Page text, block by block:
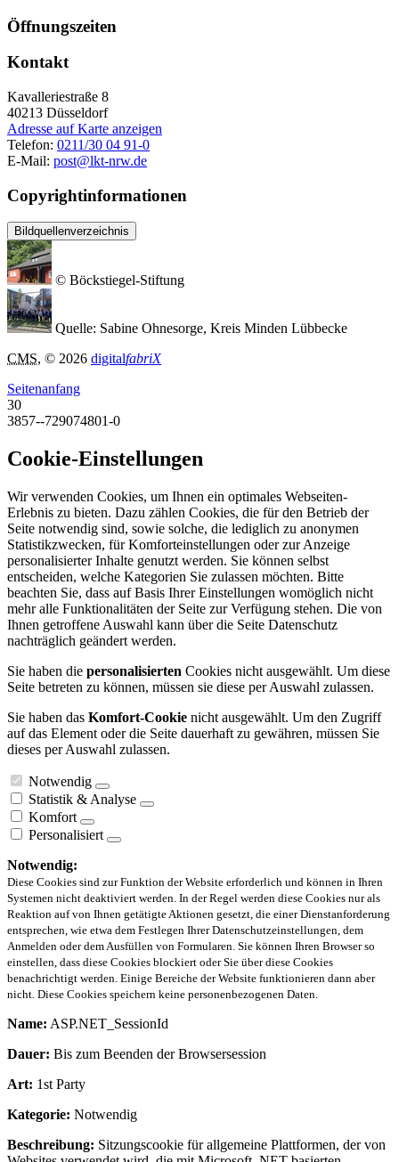
Öffnungszeiten
Kontakt
Kavalleriestraße 8
40213 Düsseldorf
Adresse auf Karte anzeigen
Telefon: 0211/30 04 91-0
E-Mail: post@lkt-nrw.de
Copyrightinformationen
Bildquellenverzeichnis
© Böckstiegel-Stiftung
Quelle: Sabine Ohnesorge, Kreis Minden Lübbecke
CMS, © 2026 digitalfabriX
Seitenanfang
30
3857--729074801-0
Cookie-Einstellungen
Wir verwenden Cookies, um Ihnen ein optimales Webseiten-
Erlebnis zu bieten. Dazu zählen Cookies, die für den Betrieb der
Seite notwendig sind, sowie solche, die lediglich zu anonymen
Statistikzwecken, für Komforteinstellungen oder zur Anzeige
personalisierter Inhalte genutzt werden. Sie können selbst
entscheiden, welche Kategorien Sie zulassen möchten. Bitte
beachten Sie, dass auf Basis Ihrer Einstellungen womöglich nicht
mehr alle Funktionalitäten der Seite zur Verfügung stehen. Die von
Ihnen getroffene Auswahl kann über die Seite Datenschutz
nachträglich geändert werden.
Sie haben die personalisierten Cookies nicht ausgewählt. Um diese
Seite betreten zu können, müssen sie diese per Auswahl zulassen.
Sie haben das Komfort-Cookie nicht ausgewählt. Um den Zugriff
auf das Element oder die Seite dauerhaft zu gewähren, müssen Sie
dieses per Auswahl zulassen.
Notwendig
Statistik & Analyse
Komfort
Personalisiert
Notwendig:
Diese Cookies sind zur Funktion der Website erforderlich und können in Ihren
Systemen nicht deaktiviert werden. In der Regel werden diese Cookies nur als
Reaktion auf von Ihnen getätigte Aktionen gesetzt, die einer Dienstanforderung
entsprechen, wie etwa dem Festlegen Ihrer Datenschutzeinstellungen, dem
Anmelden oder dem Ausfüllen von Formularen. Sie können Ihren Browser so
einstellen, dass diese Cookies blockiert oder Sie über diese Cookies
benachrichtigt werden. Einige Bereiche der Website funktionieren dann aber
nicht. Diese Cookies speichern keine personenbezogenen Daten.
Name: ASP.NET_SessionId
Dauer: Bis zum Beenden der Browsersession
Art: 1st Party
Kategorie: Notwendig
Beschreibung: Sitzungscookie für allgemeine Plattformen, der von